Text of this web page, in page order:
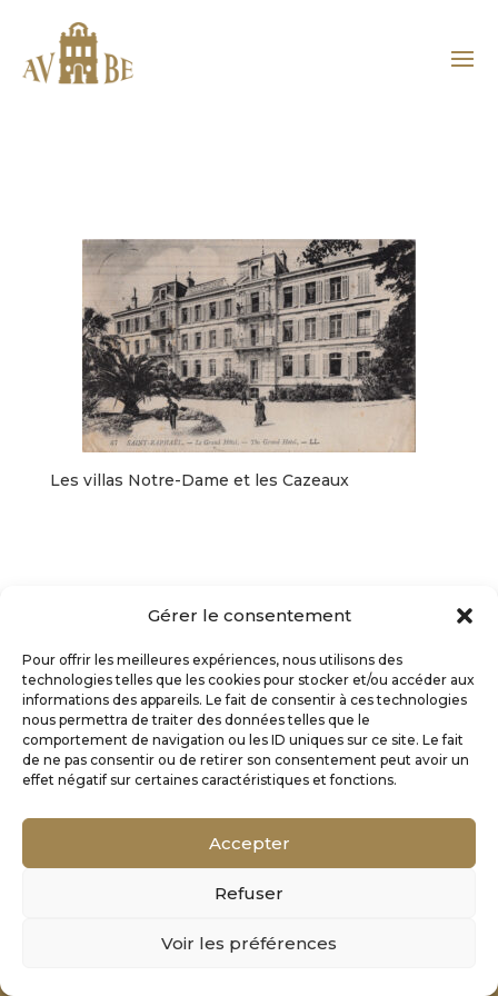
Gérer le consentement
Pour offrir les meilleures expériences, nous utilisons des
technologies telles que les cookies pour stocker et/ou accéder aux
informations des appareils. Le fait de consentir à ces technologies
nous permettra de traiter des données telles que le
comportement de navigation ou les ID uniques sur ce site. Le fait
de ne pas consentir ou de retirer son consentement peut avoir un
effet négatif sur certaines caractéristiques et fonctions.
Accepter
Refuser
Voir les préférences
Les villas Notre-Dame et les Cazeaux
Mentions Légales